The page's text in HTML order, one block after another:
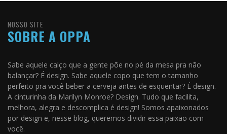
NOSSO SITE
SOBRE A OPPA
Sabe aquele calço que a gente põe no pé da mesa pra não
balançar? É design. Sabe aquele copo que tem o tamanho
perfeito pra você beber a cerveja antes de esquentar? É design.
A cinturinha da Marilyn Monroe? Design. Tudo que facilita,
melhora, alegra e descomplica é design! Somos apaixonados
por design e, nesse blog, queremos dividir essa paixão com
você.